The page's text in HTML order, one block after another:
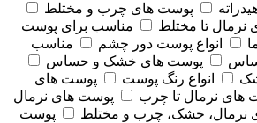
پوست های چرب و مختلط
تا مختلط
مناسب برای پوست
انواع پوست دور چشم
مناسب
پوست های خشک و حساس
انواع رنگ پوست
پوست های
های نرمال تا چرب
پوست های نرمال
نرمال، خشک، چرب و مختلط
پوست